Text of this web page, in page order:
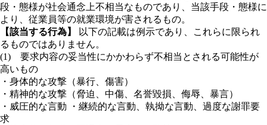
段・態様が社会通念上不相当なものであり、当該手段・態様に
より、従業員等の就業環境が害されるもの。
【該当する行為】
以下の記載は例示であり、これらに限られ
るものではありません。
(1) 要求内容の妥当性にかかわらず不相当とされる可能性が
高いもの
・身体的な攻撃（暴行、傷害）
・精神的な攻撃（脅迫、中傷、名誉毀損、侮辱、暴言）
・威圧的な言動 ・継続的な言動、執拗な言動、過度な謝罪要
求